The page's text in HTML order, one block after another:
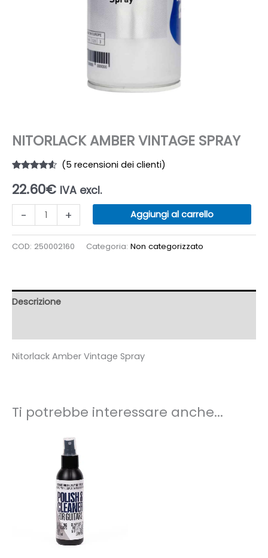
NITORLACK AMBER VINTAGE SPRAY
4.40 su 5
su base
di
recensioni
(5 recensioni dei clienti)
22.60€ IVA excl.
-
NITORLACK
AMBER
VINTAGE
+ Aggiungi al carrello
COD: 250002160 Categoria: Non categorizzato
Descrizione
Nitorlack Amber Vintage Spray
Ti potrebbe interessare anche...